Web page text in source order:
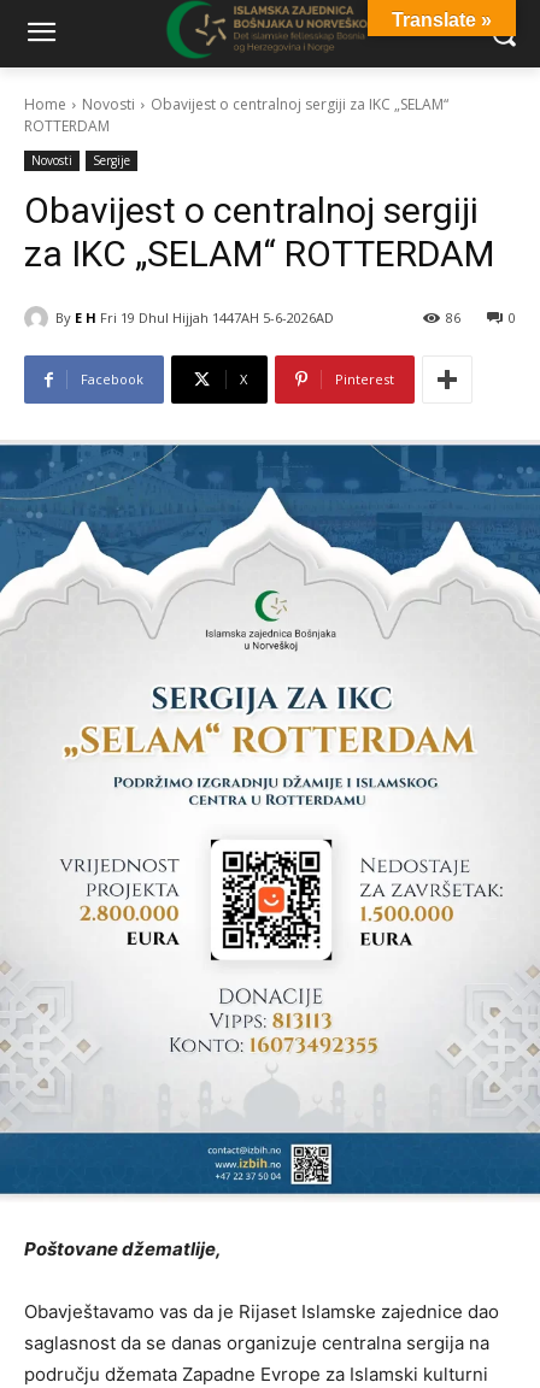
Home Novosti
Obavijest o centralnoj sergiji za IKC „SELAM“
ROTTERDAM
Novosti Sergije
Obavijest o centralnoj sergiji
za IKC „SELAM“ ROTTERDAM
By E H Fri 19 Dhul Hijjah 1447AH 5-6-2026AD 0
86
Facebook X Pinterest
Poštovane džematlije,
Obavještavamo vas da je Rijaset Islamske zajednice dao
saglasnost da se danas organizuje centralna sergija na
području džemata Zapadne Evrope za Islamski kulturni
Translate »